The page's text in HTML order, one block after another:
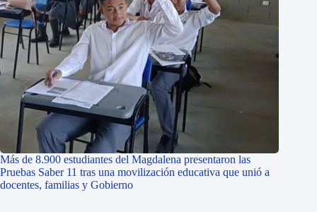
Más de 8.900 estudiantes del Magdalena presentaron las
Pruebas Saber 11 tras una movilización educativa que unió a
docentes, familias y Gobierno